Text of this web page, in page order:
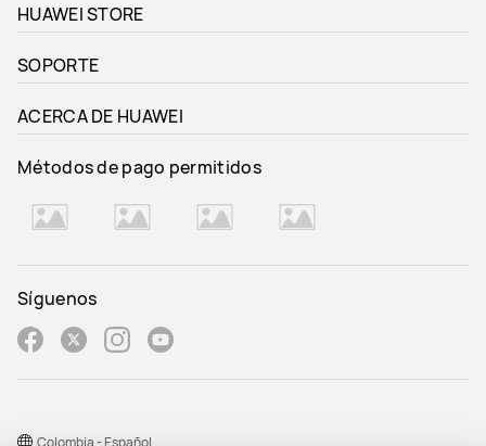
HUAWEI STORE
SOPORTE
ACERCA DE HUAWEI
Métodos de pago permitidos
Síguenos
Colombia - Español